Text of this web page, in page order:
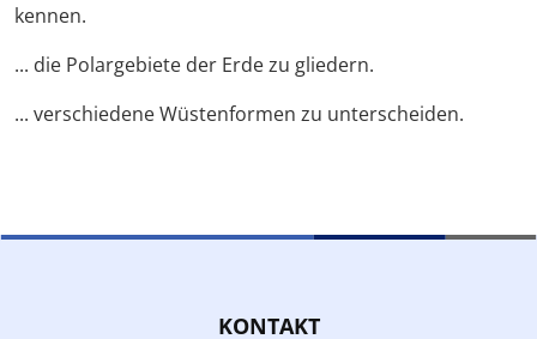
kennen.
... die Polargebiete der Erde zu gliedern.
... verschiedene Wüstenformen zu unterscheiden.
KONTAKT